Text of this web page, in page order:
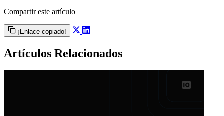
Compartir este artículo
¡Enlace copiado!
Artículos Relacionados